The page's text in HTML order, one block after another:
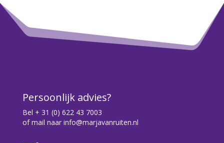
Persoonlijk advies?
Bel + 31 (0) 622 43 7003
of mail naar info@marjavanruiten.nl